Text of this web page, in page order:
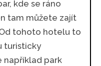
kde se ráno
tam můžete zajít
tohoto hotelu to
turisticky
například park